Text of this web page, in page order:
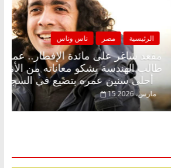
الرئيسية
مقعد
طالب
أحلى سنين عمره بتضيع في السجن
15 مارس، 2026
بلا زينة رمضان.. د.
في انتظار حلم